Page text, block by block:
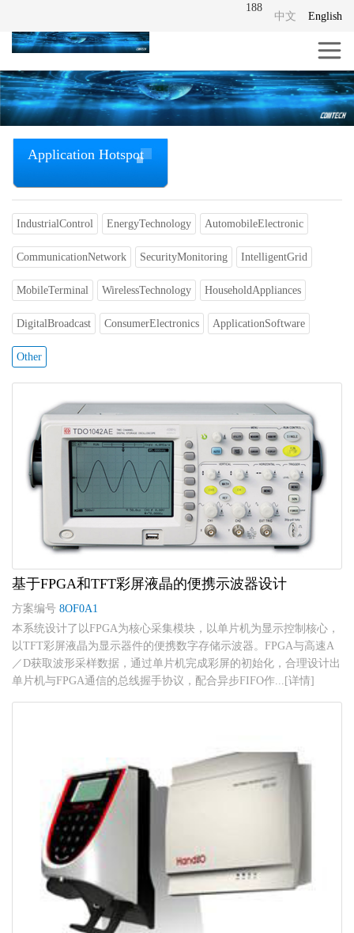
English
中文
188
Application Hotspot
IndustrialControl EnergyTechnology AutomobileElectronic
CommunicationNetwork SecurityMonitoring IntelligentGrid
MobileTerminal WirelessTechnology HouseholdAppliances
DigitalBroadcast ConsumerElectronics ApplicationSoftware
Other
基于FPGA和TFT彩屏液晶的便携示波器设计
方案编号 8OF0A1
本系统设计了以FPGA为核心采集模块，以单片机为显示控制核心，
以TFT彩屏液晶为显示器件的便携数字存储示波器。FPGA与高速A
／D获取波形采样数据，通过单片机完成彩屏的初始化，合理设计出
单片机与FPGA通信的总线握手协议，配合异步FIFO作...[详情]